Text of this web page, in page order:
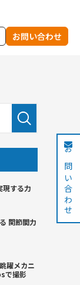
お問い合わせ
現する力
関節間力
躍メカニ
で撮影
お問い合わせ